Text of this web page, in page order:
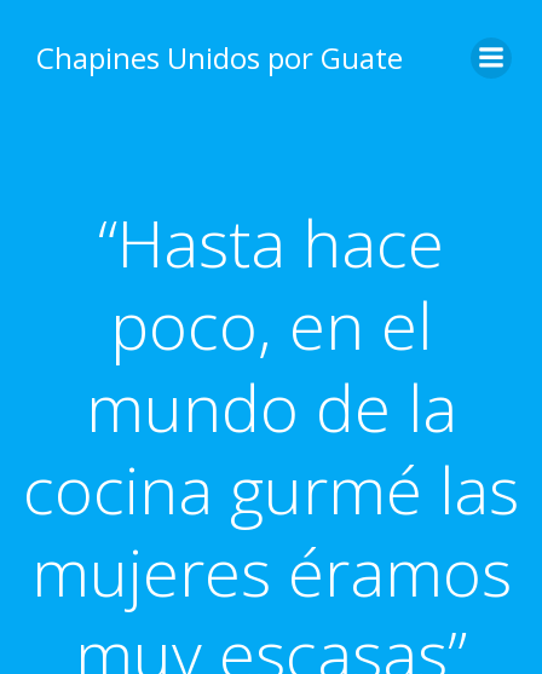
content
Chapines Unidos por Guate
“Hasta hace
poco, en el
mundo de la
cocina gurmé las
mujeres éramos
muy escasas”